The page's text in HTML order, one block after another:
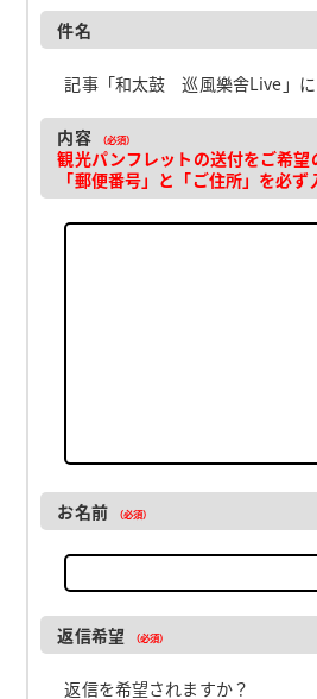
件名
記事「和太鼓 巡風樂舎Live」に
内容 （必須）
観光パンフレットの送付をご希望
「郵便番号」と「ご住所」を必ず
お名前 （必須）
返信希望 （必須）
返信を希望されますか？